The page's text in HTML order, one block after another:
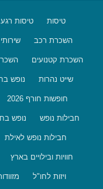
טיסות טיסות רגע
השכרת רכב
השכרת קטנועים
שייט נהרות נופש
חופשות חורף 2026
חבילות נופש נופש
חבילות נופש לאילת
חוויות ובילויים בארץ
ויזות לחו"ל